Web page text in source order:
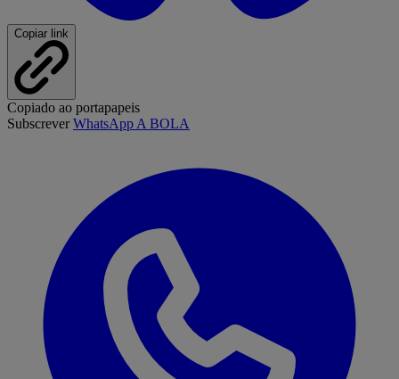
Copiar link
Copiado ao portapapeis
SubscreverWhatsApp A BOLA